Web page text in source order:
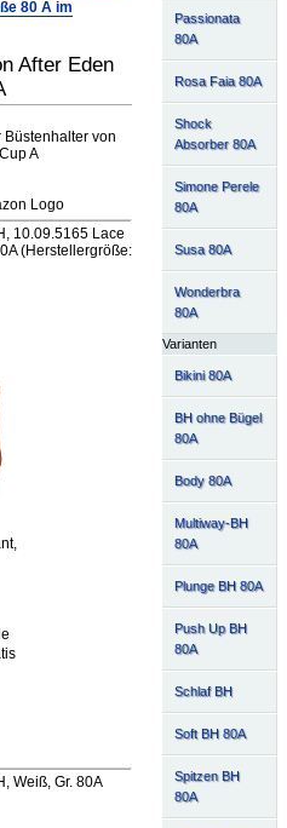
Passionata
80A
Rosa Faia 80A
Shock
Absorber 80A
Simone Perele
80A
Susa 80A
Wonderbra
80A
Varianten
Bikini 80A
BH ohne Bügel
80A
Body 80A
Multiway-BH
80A
Plunge BH 80A
Push Up BH
80A
Schlaf BH
Soft BH 80A
Spitzen BH
80A
80 A im
After Eden
Büstenhalter von
A
10.09.5165 Lace
(Herstellergröße:
Weiß, Gr. 80A